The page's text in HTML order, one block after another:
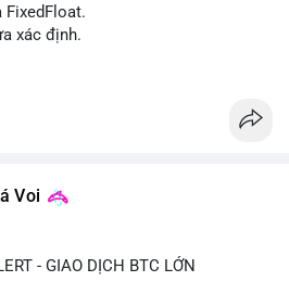
FixedFloat.
xác định.
Voi
- GIAO DỊCH BTC LỚN